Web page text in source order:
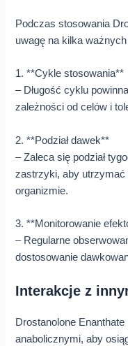
Podczas stosowania
uwagę na kilka
1. **Cykle stosowania**
– Długość cyklu
zależności od celów i
2. **Podział dawek**
– Zaleca się podział
zastrzyki, aby
organizmie.
3. **Monitorowanie
– Regularne
dostosowanie
Interakcje z
Drostanolone
anabolicznymi, aby